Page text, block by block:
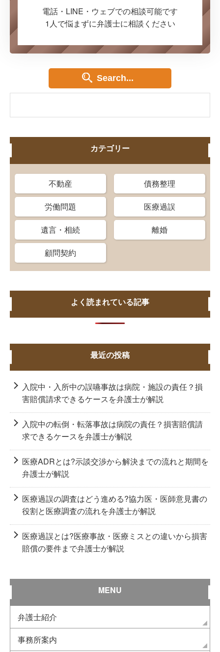
電話・LINE・ウェブでの相談可能です
1人で悩まずに弁護士に相談ください
Search...
カテゴリー
不動産 債務整理
労働問題 医療過誤
遺言・相続 離婚
顧問契約
よく読まれている記事
最近の投稿
入院中・入所中の誤嚥事故は病院・施設の責任？損
害賠償請求できるケースを弁護士が解説
入院中の転倒・転落事故は病院の責任？損害賠償請
求できるケースを弁護士が解説
医療ADRとは?示談交渉から解決までの流れと期間を
弁護士が解説
医療過誤の調査はどう進める?協力医・医師意見書の
役割と医療調査の流れを弁護士が解説
医療過誤とは?医療事故・医療ミスとの違いから損害
賠償の要件まで弁護士が解説
MENU
弁護士紹介
事務所案内